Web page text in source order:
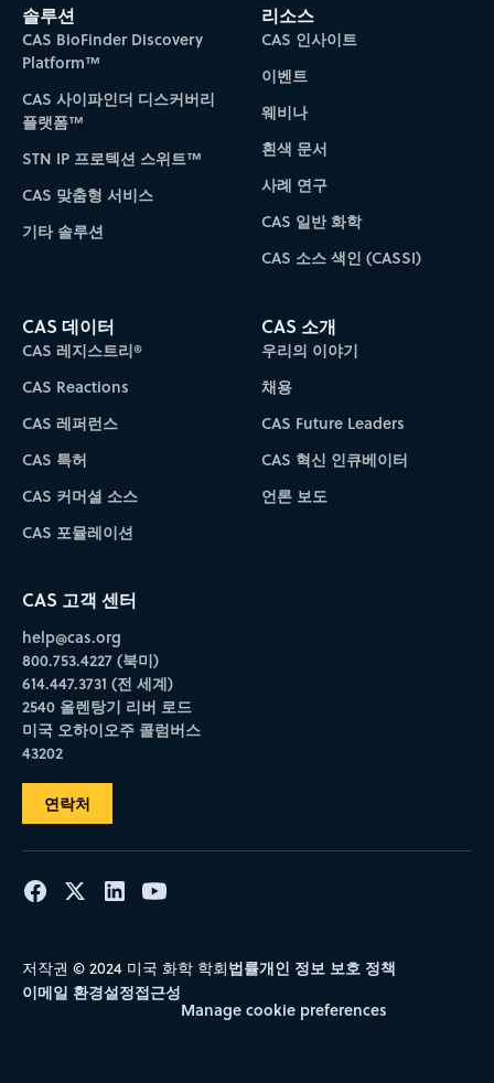
솔루션
CAS BioFinder Discovery
Platform™
CAS 사이파인더 디스커버리
플랫폼™
STN IP 프로텍션 스위트™
CAS 맞춤형 서비스
기타 솔루션
리소스
CAS 인사이트
이벤트
웨비나
흰색 문서
사례 연구
CAS 일반 화학
CAS 소스 색인 (CASSI)
CAS 데이터
CAS 레지스트리®
CAS Reactions
CAS 레퍼런스
CAS 특허
CAS 커머셜 소스
CAS 포뮬레이션
CAS 소개
우리의 이야기
채용
CAS Future Leaders
CAS 혁신 인큐베이터
언론 보도
CAS 고객 센터
help@cas.org
800.753.4227 (북미)
614.447.3731 (전 세계)
2540 올렌탕기 리버 로드
미국 오하이오주 콜럼버스
43202
연락처
저작권 © 2024 미국 화학 학회법률개인 정보 보호 정책
이메일 환경설정접근성
Manage cookie preferences